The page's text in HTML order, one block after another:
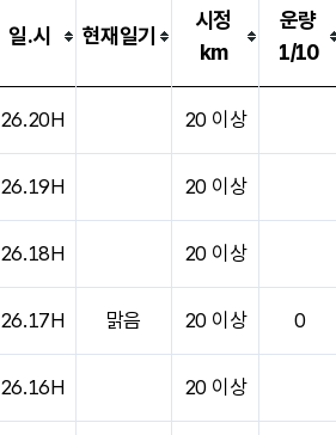
일.시 현재일기
시정
km
운량
1/10
26.20H 20 이상
26.19H 20 이상
26.18H 20 이상
26.17H 맑음 20 이상 0
26.16H 20 이상